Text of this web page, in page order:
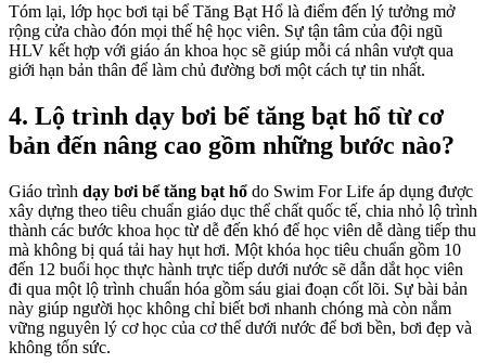
Tóm lại, lớp học bơi tại bể Tăng Bạt Hổ là điểm đến lý tưởng mở
rộng cửa chào đón mọi thế hệ học viên. Sự tận tâm của đội ngũ
HLV kết hợp với giáo án khoa học sẽ giúp mỗi cá nhân vượt qua
giới hạn bản thân để làm chủ đường bơi một cách tự tin nhất.
4. Lộ trình dạy bơi bể tăng bạt hổ từ cơ
bản đến nâng cao gồm những bước nào?
Giáo trình dạy bơi bể tăng bạt hổ do Swim For Life áp dụng được
xây dựng theo tiêu chuẩn giáo dục thể chất quốc tế, chia nhỏ lộ trình
thành các bước khoa học từ dễ đến khó để học viên dễ dàng tiếp thu
mà không bị quá tải hay hụt hơi. Một khóa học tiêu chuẩn gồm 10
đến 12 buổi học thực hành trực tiếp dưới nước sẽ dẫn dắt học viên
đi qua một lộ trình chuẩn hóa gồm sáu giai đoạn cốt lõi. Sự bài bản
này giúp người học không chỉ biết bơi nhanh chóng mà còn nắm
vững nguyên lý cơ học của cơ thể dưới nước để bơi bền, bơi đẹp và
không tốn sức.